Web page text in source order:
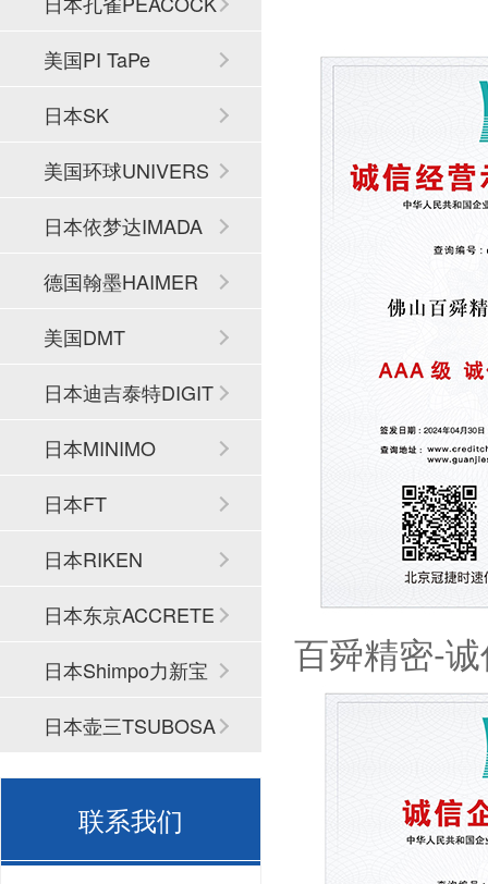
百舜精密-
美国PI TaPe
日本SK
美国环球UNIVERS
AL
日本依梦达IMADA
德国翰墨HAIMER
美国DMT
日本迪吉泰特DIGIT
ECH
日本MINIMO
日本FT
日本RIKEN
日本东京ACCRETE
CH
日本Shimpo力新宝
日本壶三TSUBOSA
N
联系我们